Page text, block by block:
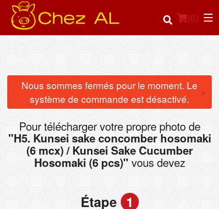
(0)
Commander en ligne
Emplacement
Français
Connection
Nous sommes fermés pour le moment. Le
système de commande est désactivé.
×
Pour télécharger votre propre photo de
"H5. Kunsei sake concomber hosomaki
(6 mcx) / Kunsei Sake Cucumber
Hosomaki (6 pcs)" vous devez
Étape 1